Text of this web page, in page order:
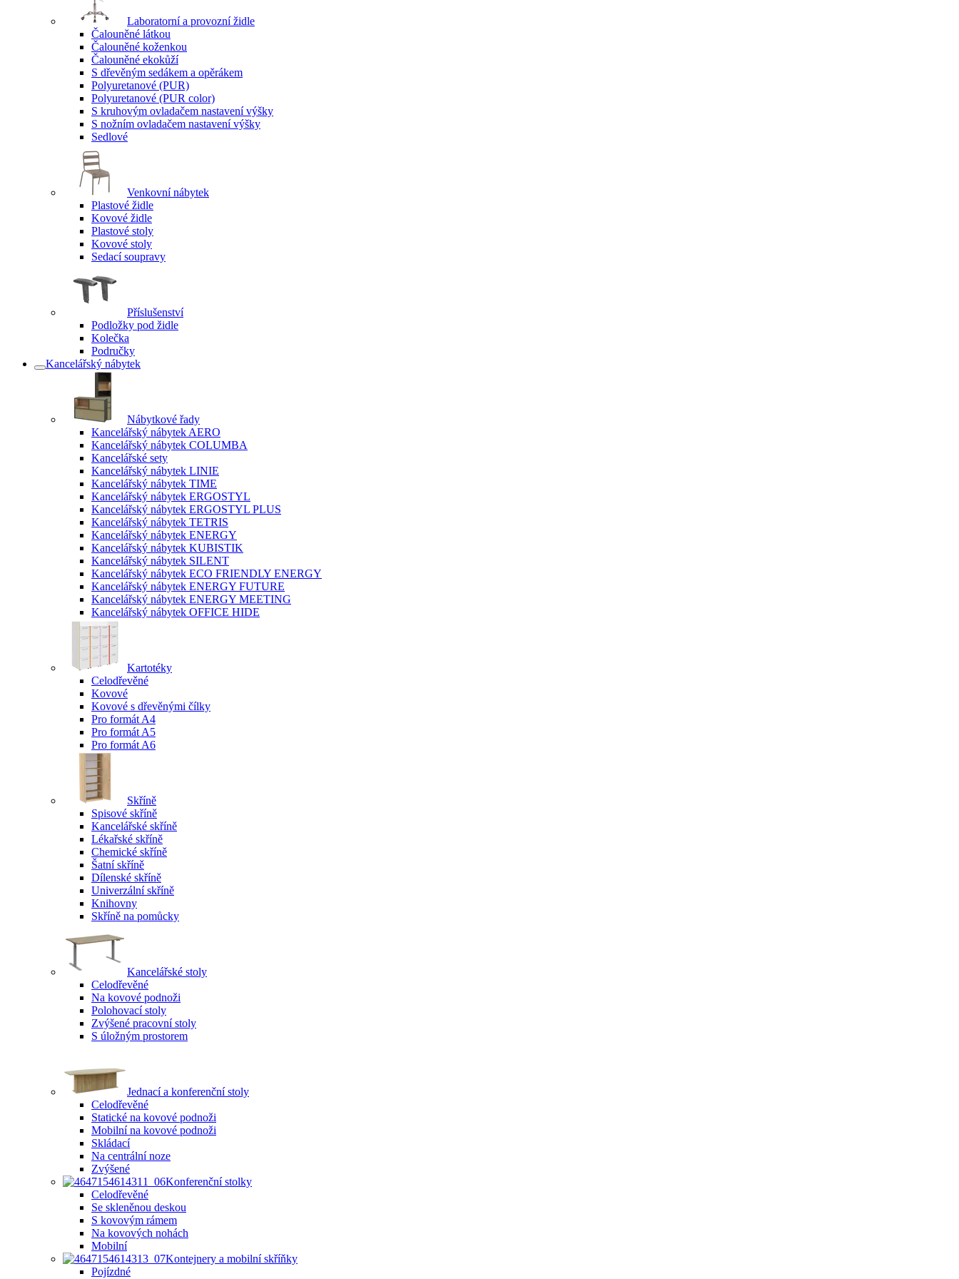
Laboratorní a provozní židle
Čalouněné látkou
Čalouněné koženkou
Čalouněné ekokůží
S dřevěným sedákem a opěrákem
Polyuretanové (PUR)
Polyuretanové (PUR color)
S kruhovým ovladačem nastavení výšky
S nožním ovladačem nastavení výšky
Sedlové
Venkovní nábytek
Plastové židle
Kovové židle
Plastové stoly
Kovové stoly
Sedací soupravy
Příslušenství
Podložky pod židle
Kolečka
Područky
Kancelářský nábytek
Nábytkové řady
Kancelářský nábytek AERO
Kancelářský nábytek COLUMBA
Kancelářské sety
Kancelářský nábytek LINIE
Kancelářský nábytek TIME
Kancelářský nábytek ERGOSTYL
Kancelářský nábytek ERGOSTYL PLUS
Kancelářský nábytek TETRIS
Kancelářský nábytek ENERGY
Kancelářský nábytek KUBISTIK
Kancelářský nábytek SILENT
Kancelářský nábytek ECO FRIENDLY ENERGY
Kancelářský nábytek ENERGY FUTURE
Kancelářský nábytek ENERGY MEETING
Kancelářský nábytek OFFICE HIDE
Kartotéky
Celodřevěné
Kovové
Kovové s dřevěnými čílky
Pro formát A4
Pro formát A5
Pro formát A6
Skříně
Spisové skříně
Kancelářské skříně
Lékařské skříně
Chemické skříně
Šatní skříně
Dílenské skříně
Univerzální skříně
Knihovny
Skříně na pomůcky
Kancelářské stoly
Celodřevěné
Na kovové podnoži
Polohovací stoly
Zvýšené pracovní stoly
S úložným prostorem
Jednací a konferenční stoly
Celodřevěné
Statické na kovové podnoži
Mobilní na kovové podnoži
Skládací
Na centrální noze
Zvýšené
Konferenční stolky
Celodřevěné
Se skleněnou deskou
S kovovým rámem
Na kovových nohách
Mobilní
Kontejnery a mobilní skříňky
Pojízdné